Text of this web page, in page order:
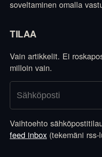
soveltaminen omalla
TILAA
Vain artikkelit. Ei
milloin vain.
Vaihtoehto
feed inbox (tekemäni rss-